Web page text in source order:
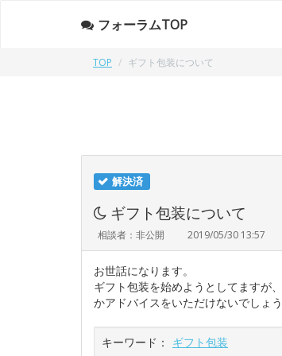
フォーラムTOP
TOP ギフト包装について
解決済
ギフト包装について
相談者：非公開 2019/05/30 13:57
お世話になります。
ギフト包装を始めようとしてますが
かアドバイスをいただけないでしょ
キーワード： ギフト包装